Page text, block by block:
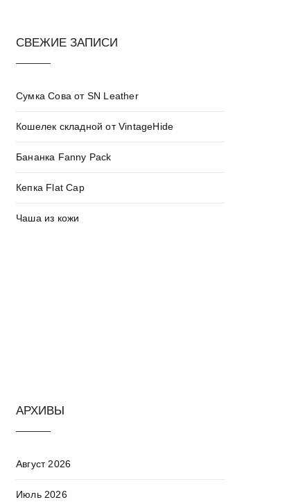
СВЕЖИЕ ЗАПИСИ
Сумка Сова от SN Leather
Кошелек складной от VintageHide
Бананка Fanny Pack
Кепка Flat Cap
Чаша из кожи
АРХИВЫ
Август 2026
Июль 2026